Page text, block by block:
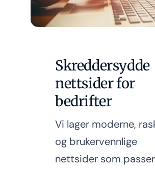
Skreddersydde
nettsider for
bedrifter
Vi lager moderne,
og brukervennlige
nettsider som